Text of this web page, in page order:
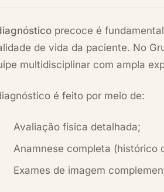
precoce é
de vida da paciente. No
multidisciplinar com ampla
é feito por meio de:
Avaliação física detalhada;
Anamnese completa (histórico
Exames de imagem